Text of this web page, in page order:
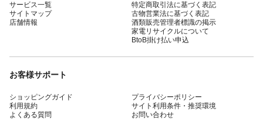
サービス一覧
サイトマップ
店舗情報
特定商取引法に基づく表記
古物営業法に基づく表記
酒類販売管理者標識の掲示
家電リサイクルについて
BtoB掛け払い申込
お客様サポート
ショッピングガイド
利用規約
よくある質問
プライバシーポリシー
サイト利用条件・推奨環境
お問い合わせ